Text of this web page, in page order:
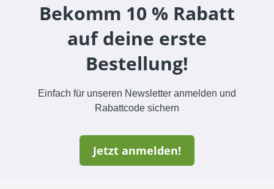
Bekomm 10 % Rabatt
auf deine erste
Bestellung!
Einfach für unseren Newsletter anmelden und
Rabattcode sichern
Jetzt anmelden!